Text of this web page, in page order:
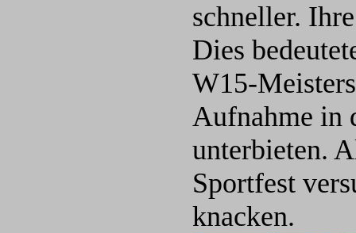
schneller.
Dies
W15-
Aufnahme in
unterbieten.
Sportfest
knacken.